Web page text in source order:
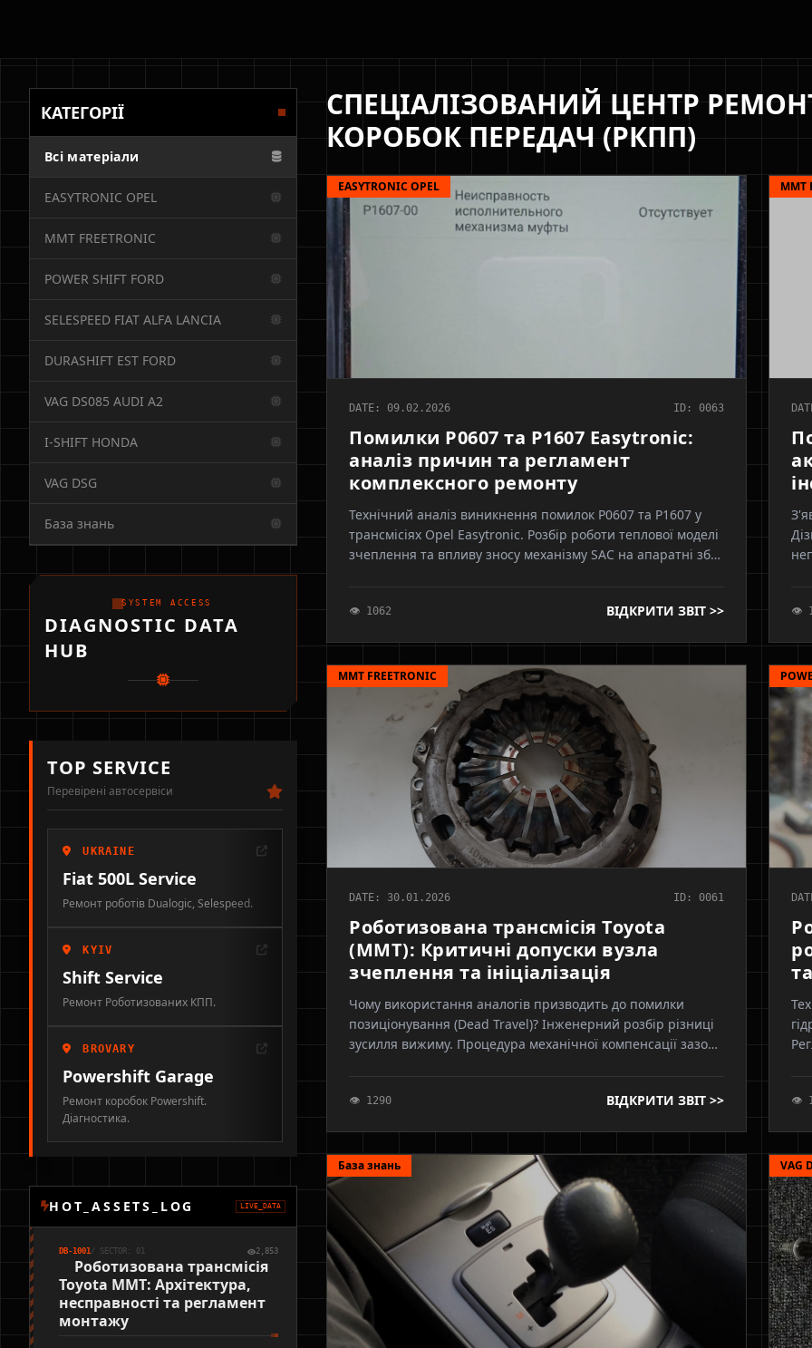
КАТЕГОРІЇ
Всі матеріали
EASYTRONIC OPEL
MMT FREETRONIC
POWER SHIFT FORD
SELESPEED FIAT ALFA LANCIA
DURASHIFT EST FORD
VAG DS085 AUDI A2
I-SHIFT HONDA
VAG DSG
База знань
SYSTEM ACCESS
DIAGNOSTIC DATA
HUB
TOP SERVICE
Перевірені автосервіси
UKRAINE
Fiat 500L Service
Ремонт роботів Dualogic, Selespeed.
KYIV
Shift Service
Ремонт Роботизованих КПП.
BROVARY
Powershift Garage
Ремонт коробок Powershift.
Діагностика.
HOT_ASSETS_LOG LIVE_DATA
DB-1001/ SECTOR: 01 2,853
Роботизована трансмісія
Toyota MMT: Архітектура,
несправності та регламент
монтажу
СПЕЦІАЛІЗОВАНИЙ ЦЕНТР
КОРОБОК ПЕРЕДАЧ (РКПП)
EASYTRONIC OPEL
DATE: 09.02.2026 ID: 0063
Помилки P0607 та P1607 Easytronic:
аналіз причин та регламент
комплексного ремонту
Технічний аналіз виникнення помилок P0607 та P1607 у
трансмісіях Opel Easytronic. Розбір роботи теплової моделі
зчеплення та впливу зносу механізму SAC на апаратні збої
👁 1062 ВІДКРИТИ ЗВІТ >>
MMT
👁
MMT FREETRONIC
DATE: 30.01.2026 ID: 0061
Роботизована трансмісія Toyota
(MMT): Критичні допуски вузла
зчеплення та ініціалізація
Чому використання аналогів призводить до помилки
позиціонування (Dead Travel)? Інженерний розбір різниці
зусилля вижиму. Процедура механічної компенсації зазору
👁 1290 ВІДКРИТИ ЗВІТ >> 👁
База знань VAG